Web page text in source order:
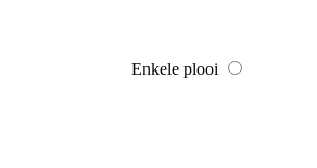
Enkele plooi